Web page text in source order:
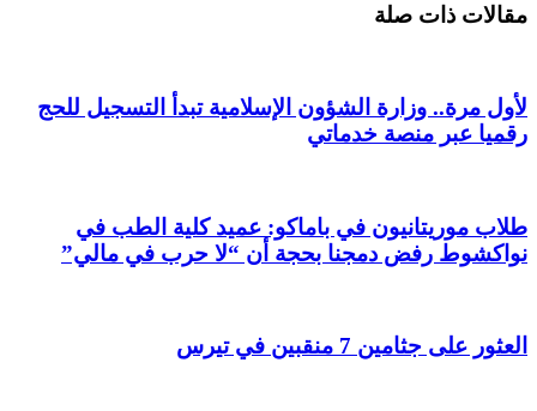
مقالات ذات صلة
لأول مرة.. وزارة الشؤون الإسلامية تبدأ التسجيل للحج
رقميا عبر منصة خدماتي
طلاب موريتانيون في باماكو: عميد كلية الطب في
نواكشوط رفض دمجنا بحجة أن “لا حرب في مالي”
العثور على جثامين 7 منقبين في تيرس